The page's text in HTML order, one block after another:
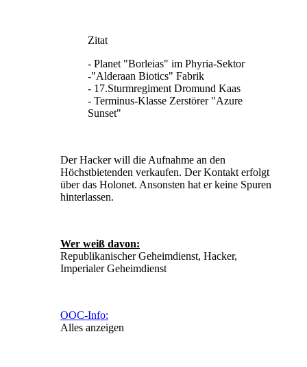
Zitat
- Planet "Borleias" im Phyria-Sektor
-"Alderaan Biotics" Fabrik
- 17.Sturmregiment Dromund Kaas
- Terminus-Klasse Zerstörer "Azure
Sunset"
Der Hacker will die Aufnahme an den
Höchstbietenden verkaufen. Der Kontakt erfolgt
über das Holonet. Ansonsten hat er keine Spuren
hinterlassen.
Wer weiß davon:
Republikanischer Geheimdienst, Hacker,
Imperialer Geheimdienst
OOC-Info:
Alles anzeigen